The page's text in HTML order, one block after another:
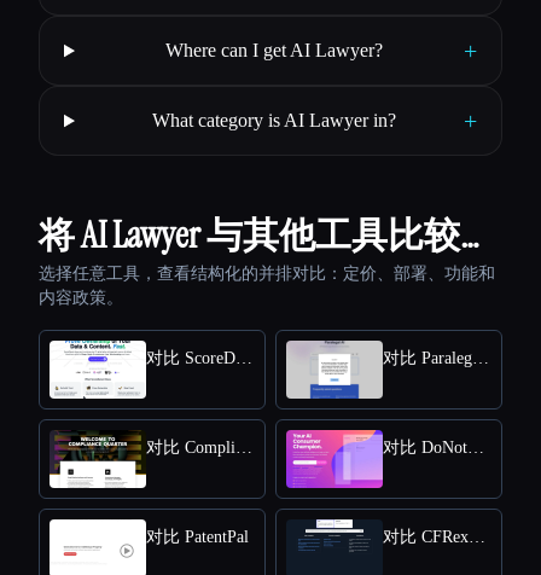
Where can I get AI Lawyer? +
What category is AI Lawyer in? +
将 AI Lawyer 与其他工具比较…
选择任意工具，查看结构化的并排对比：定价、部署、功能和
内容政策。
对比 ScoreDetect 对比 Paralegal AI
对比 Compliance Quarter 对比 DoNotPay
对比 PatentPal 对比 CFRexplorer